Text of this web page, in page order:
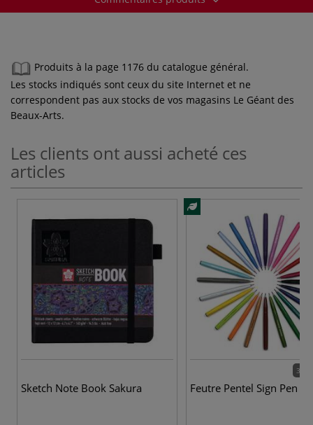
Produits à la page 1176 du catalogue général.
Les stocks indiqués sont ceux du site Internet et ne
correspondent pas aux stocks de vos magasins Le Géant des
Beaux-Arts.
Les clients ont aussi acheté ces
articles
Sketch Note Book Sakura
30
Feutre Pentel Sign Pen